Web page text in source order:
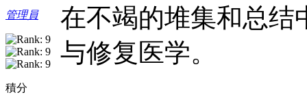
管理員
積分
在不竭的堆集和总结
与修复医学。